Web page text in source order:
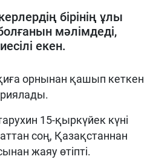
бірінің ұлы
мәлімдеді,
екен.
орнынан қашып кеткен
15-қыркүйек күні
соң, Қазақстаннан
жаяу өтіпті.